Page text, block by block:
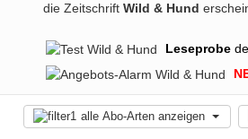
die Zeitschrift Wild & Hund
Leseprobe
alle Abo-Arten anzeigen